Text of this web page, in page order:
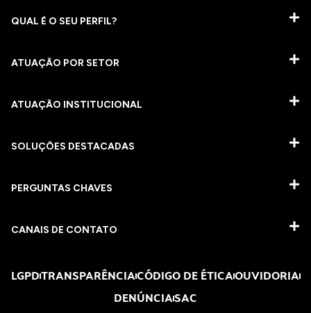
QUAL É O SEU PERFIL?
ATUAÇÃO POR SETOR
ATUAÇÃO INSTITUCIONAL
SOLUÇÕES DESTACADAS
PERGUNTAS CHAVES​
CANAIS DE CONTATO
LGPDTRANSPARÊNCIACÓDIGO DE ÉTICAOUVIDORIA
DENÚNCIASAC